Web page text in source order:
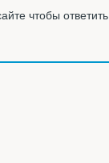
чтобы ответить.